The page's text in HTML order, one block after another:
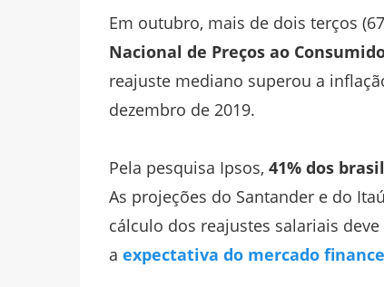
Em outubro, mais de dois terços
Nacional de Preços ao
reajuste mediano superou a
dezembro de 2019.
Pela pesquisa Ipsos, 41% dos
As projeções do Santander e do
cálculo dos reajustes salariais
a expectativa do mercado